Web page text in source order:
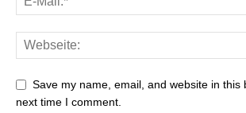
Save my name, email, and website in this
next time I comment.